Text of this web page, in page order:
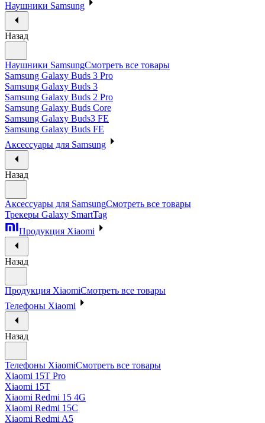
Наушники Samsung
Назад
Наушники SamsungСмотреть все товары
Samsung Galaxy Buds 3 Pro
Samsung Galaxy Buds 3
Samsung Galaxy Buds 2 Pro
Samsung Galaxy Buds Core
Samsung Galaxy Buds3 FE
Samsung Galaxy Buds FE
Аксессуары для Samsung
Назад
Аксессуары для SamsungСмотреть все товары
Трекеры Galaxy SmartTag
Продукция Xiaomi
Назад
Продукция XiaomiСмотреть все товары
Телефоны Xiaomi
Назад
Телефоны XiaomiСмотреть все товары
Xiaomi 15T Pro
Xiaomi 15T
Xiaomi Redmi 15 4G
Xiaomi Redmi 15C
Xiaomi Redmi A5